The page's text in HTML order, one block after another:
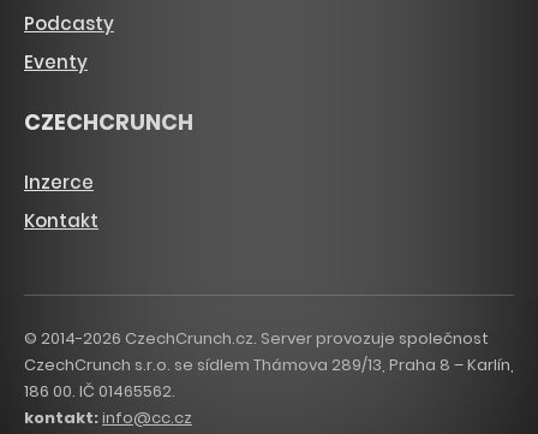
Podcasty
Eventy
CZECHCRUNCH
Inzerce
Kontakt
© 2014-2026 CzechCrunch.cz. Server provozuje společnost
CzechCrunch s.r.o. se sídlem Thámova 289/13, Praha 8 – Karlín,
186 00. IČ 01465562.
kontakt:info@cc.cz